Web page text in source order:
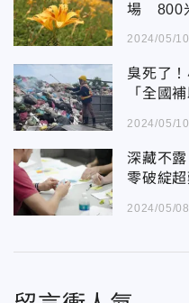
場 800
2024/05/
臭死了
「全國
2024/05/
深藏不
零破綻
2024/05/